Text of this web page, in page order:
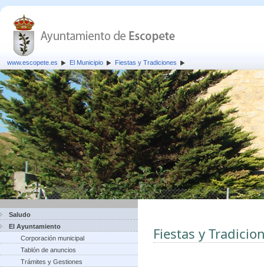
www.escopete.es El Municipio Fiestas y Tradiciones
Saludo
El Ayuntamiento
Corporación municipal
Tablón de anuncios
Trámites y Gestiones
Fiestas y